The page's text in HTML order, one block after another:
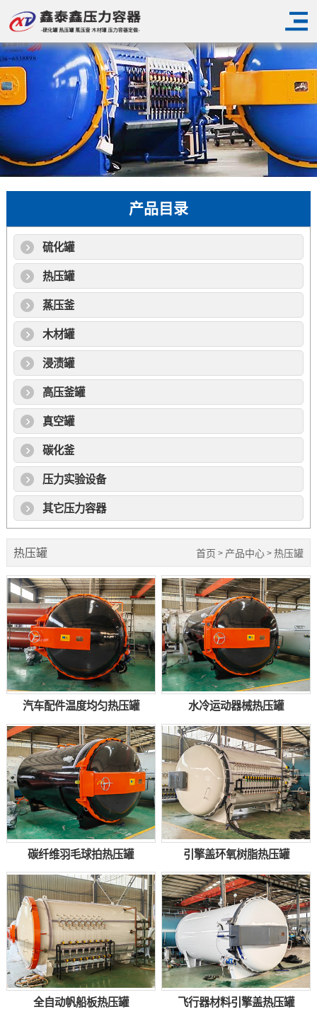
产品目录
硫化罐
热压罐
蒸压釜
木材罐
浸渍罐
高压釜罐
真空罐
碳化釜
压力实验设备
其它压力容器
热压罐 首页 > 产品中心 >热压罐
汽车配件温度均匀热压罐 水冷运动器械热压罐
碳纤维羽毛球拍热压罐 引擎盖环氧树脂热压罐
全自动帆船板热压罐 飞行器材料引擎盖热压罐